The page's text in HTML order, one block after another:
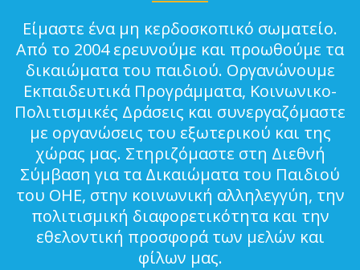
Είμαστε ένα μη κερδοσκοπικό σωματείο.
Από το 2004 ερευνούμε και προωθούμε τα
δικαιώματα του παιδιού. Οργανώνουμε
Εκπαιδευτικά Προγράμματα, Κοινωνικο-
Πολιτισμικές Δράσεις και συνεργαζόμαστε
με οργανώσεις του εξωτερικού και της
χώρας μας. Στηριζόμαστε στη Διεθνή
Σύμβαση για τα Δικαιώματα του Παιδιού
του ΟΗΕ, στην κοινωνική αλληλεγγύη, την
πολιτισμική διαφορετικότητα και την
εθελοντική προσφορά των μελών και
φίλων μας.